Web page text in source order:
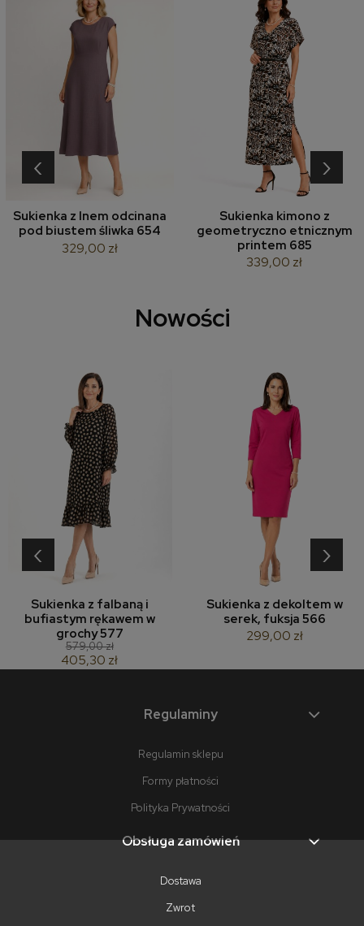
Sukienka z lnem odcinana
pod biustem śliwka 654
329,00 zł
Sukienka kimono z
geometryczno etnicznym
printem 685
339,00 zł
‹ ›
Nowości
Sukienka z falbaną i
bufiastym rękawem w
grochy 577
579,00 zł
405,30 zł
Sukienka z dekoltem w
serek, fuksja 566
299,00 zł
‹ ›
Regulaminy
Regulamin sklepu
Formy płatności
Polityka Prywatności
Obsługa zamówień
Dostawa
Zwrot